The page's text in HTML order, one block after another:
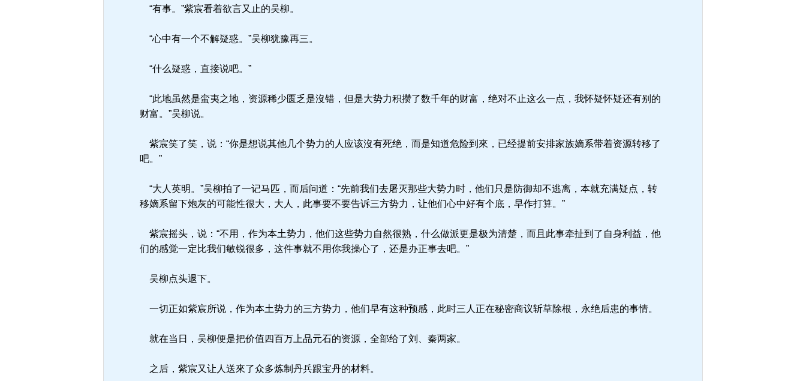
“有事。”紫宸看着欲言又止的吴柳。
“心中有一个不解疑惑。”吴柳犹豫再三。
“什么疑惑，直接说吧。”
“此地虽然是蛮夷之地，资源稀少匮乏是沒错，但是大势力积攒了数千年的财富，绝对不止这么一点，我怀疑怀疑还有别的
财富。”吴柳说。
紫宸笑了笑，说：“你是想说其他几个势力的人应该沒有死绝，而是知道危险到來，已经提前安排家族嫡系带着资源转移了
吧。”
“大人英明。”吴柳拍了一记马匹，而后问道：“先前我们去屠灭那些大势力时，他们只是防御却不逃离，本就充满疑点，转
移嫡系留下炮灰的可能性很大，大人，此事要不要告诉三方势力，让他们心中好有个底，早作打算。”
紫宸摇头，说：“不用，作为本土势力，他们这些势力自然很熟，什么做派更是极为清楚，而且此事牵扯到了自身利益，他
们的感觉一定比我们敏锐很多，这件事就不用你我操心了，还是办正事去吧。”
吴柳点头退下。
一切正如紫宸所说，作为本土势力的三方势力，他们早有这种预感，此时三人正在秘密商议斩草除根，永绝后患的事情。
就在当日，吴柳便是把价值四百万上品元石的资源，全部给了刘、秦两家。
之后，紫宸又让人送來了众多炼制丹兵跟宝丹的材料。